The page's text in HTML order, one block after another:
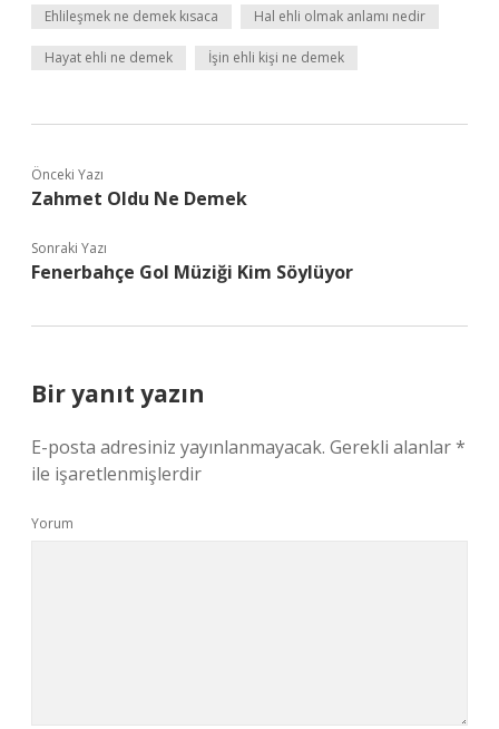
Ehlileşmek ne demek kısaca Hal ehli olmak anlamı nedir
Hayat ehli ne demek İşin ehli kişi ne demek
Önceki Yazı
Zahmet Oldu Ne Demek
Sonraki Yazı
Fenerbahçe Gol Müziği Kim Söylüyor
Bir yanıt yazın
E-posta adresiniz yayınlanmayacak. Gerekli alanlar*
ile işaretlenmişlerdir
Yorum